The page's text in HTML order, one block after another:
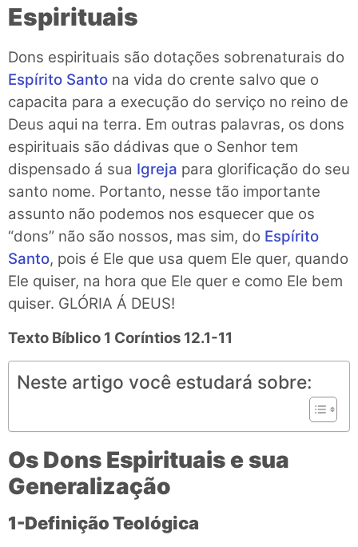
Espirituais
Dons espirituais são dotações sobrenaturais do
Espírito Santo na vida do crente salvo que o
capacita para a execução do serviço no reino de
Deus aqui na terra. Em outras palavras, os dons
espirituais são dádivas que o Senhor tem
dispensado á sua Igreja para glorificação do seu
santo nome. Portanto, nesse tão importante
assunto não podemos nos esquecer que os
“dons” não são nossos, mas sim, do Espírito
Santo, pois é Ele que usa quem Ele quer, quando
Ele quiser, na hora que Ele quer e como Ele bem
quiser. GLÓRIA Á DEUS!
Texto Bíblico 1 Coríntios 12.1-11
Neste artigo você estudará sobre:
Os Dons Espirituais e sua
Generalização
1-Definição Teológica